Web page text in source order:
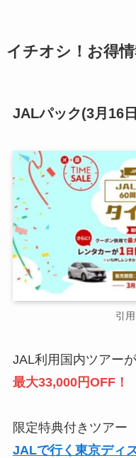
イチオシ！お得情
JALパック(3月16
引
JAL利用国内ツアーが
最大33,000円OFF！
限定特典付きツアー
JALで行く東京ディ